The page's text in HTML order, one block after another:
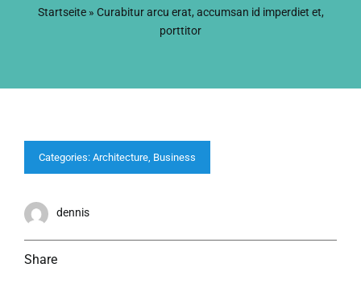
Startseite» Curabitur arcu erat, accumsan id imperdiet et,
porttitor
Categories: Architecture, Business
dennis
Share